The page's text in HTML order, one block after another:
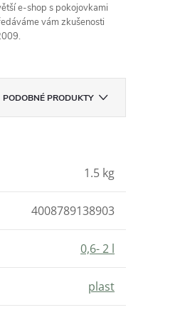
e-shop s pokojovkami
vám zkušenosti
PODOBNÉ PRODUKTY
1.5 kg
4008789138903
0,6- 2 l
plast